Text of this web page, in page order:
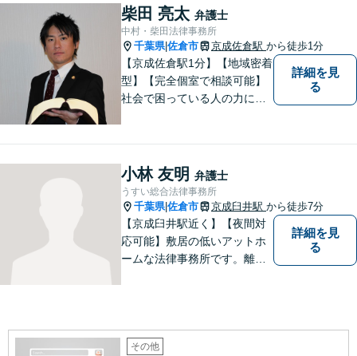
す。どんな些細なことでも構
いませんので、遠慮なくご相
談ください。
柴田 亮太 弁護士
中村・柴田法律事務所
千葉県|佐倉市 京成佐倉駅 から徒歩1分
【京成佐倉駅1分】【地域密着
型】【完全個室で相談可能】
社会で困っている人の力にな
相続、離婚・男女問題、交通
事故の案件を広く受け付けて
います。 ぜひご相談くださ
い。
詳細を見
る
小林 友明 弁護士
うすい総合法律事務所
千葉県|佐倉市 京成臼井駅 から徒歩7分
【京成臼井駅近く】【夜間対
応可能】敷居の低いアットホ
ームな法律事務所です。離婚
【地域に根差し他弁護士】的
確なアドバイスやサポートで
詳細を見
る
その他